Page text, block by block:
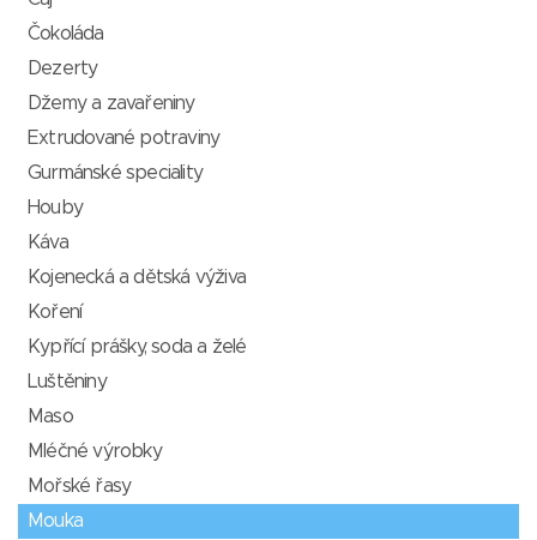
Čokoláda
Dezerty
Džemy a zavařeniny
Extrudované potraviny
Gurmánské speciality
Houby
Káva
Kojenecká a dětská výživa
Koření
Kypřící prášky, soda a želé
Luštěniny
Maso
Mléčné výrobky
Mořské řasy
Mouka